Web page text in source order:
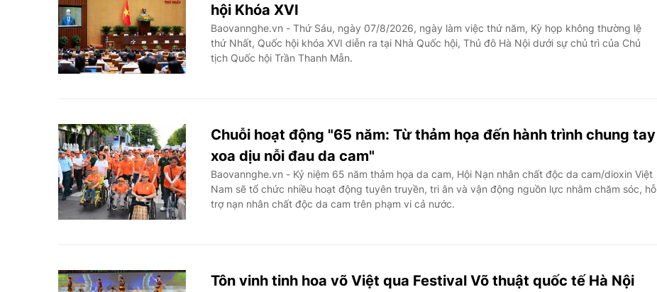
hội Khóa XVI
Baovannghe.vn - Thứ Sáu, ngày 07/8/2026, ngày làm việc thứ năm, Kỳ họp không thường lệ
thứ Nhất, Quốc hội khóa XVI diễn ra tại Nhà Quốc hội, Thủ đô Hà Nội dưới sự chủ trì của Chủ
tịch Quốc hội Trần Thanh Mẫn.
Chuỗi hoạt động "65 năm: Từ thảm họa đến hành trình chung tay
xoa dịu nỗi đau da cam"
Baovannghe.vn - Kỷ niệm 65 năm thảm họa da cam, Hội Nạn nhân chất độc da cam/dioxin Việt
Nam sẽ tổ chức nhiều hoạt động tuyên truyền, tri ân và vận động nguồn lực nhằm chăm sóc, hỗ
trợ nạn nhân chất độc da cam trên phạm vi cả nước.
Tôn vinh tinh hoa võ Việt qua Festival Võ thuật quốc tế Hà Nội